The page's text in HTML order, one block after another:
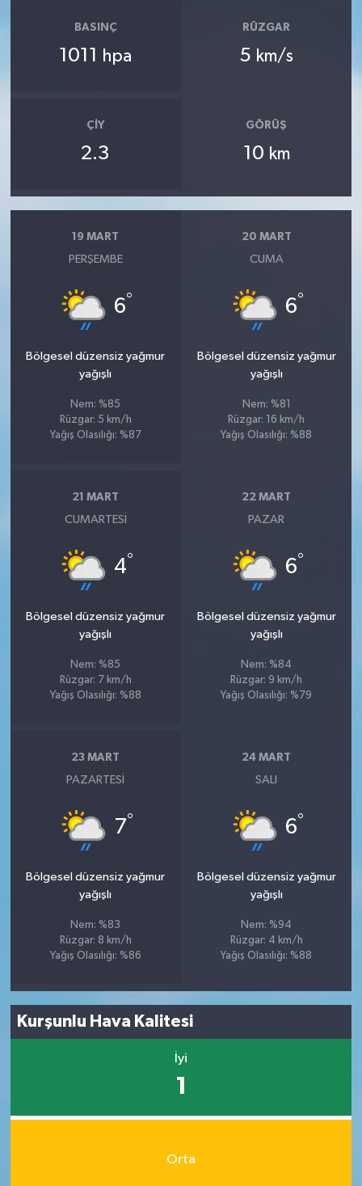
BASINÇ
1011 hpa
RÜZGAR
5 km/s
ÇIY
2.3
GÖRÜŞ
10 km
19 MART
PERŞEMBE
6°
Bölgesel düzensiz yağmur
yağışlı
Nem: %85
Rüzgar: 5 km/h
Yağış Olasılığı: %87
20 MART
CUMA
6°
Bölgesel düzensiz yağmur
yağışlı
Nem: %81
Rüzgar: 16 km/h
Yağış Olasılığı: %88
21 MART
CUMARTESI
4°
Bölgesel düzensiz yağmur
yağışlı
Nem: %85
Rüzgar: 7 km/h
Yağış Olasılığı: %88
22 MART
PAZAR
6°
Bölgesel düzensiz yağmur
yağışlı
Nem: %84
Rüzgar: 9 km/h
Yağış Olasılığı: %79
23 MART
PAZARTESI
7°
Bölgesel düzensiz yağmur
yağışlı
Nem: %83
Rüzgar: 8 km/h
Yağış Olasılığı: %86
24 MART
SALI
6°
Bölgesel düzensiz yağmur
yağışlı
Nem: %94
Rüzgar: 4 km/h
Yağış Olasılığı: %88
Kurşunlu Hava Kalitesi
İyi
1
Orta